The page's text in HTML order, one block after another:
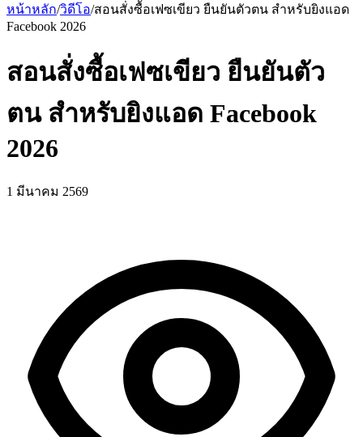
หน้าหลัก/วิดีโอ/สอนสั่งซื้อเฟซเขียว ยืนยันตัวตน สำหรับยิงแอด
Facebook 2026
สอนสั่งซื้อเฟซเขียว ยืนยันตัว
ตน สำหรับยิงแอด Facebook
2026
1 มีนาคม 2569